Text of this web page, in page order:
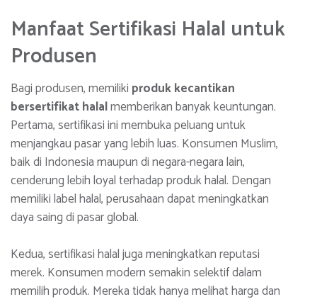
Manfaat Sertifikasi Halal untuk
Produsen
Bagi produsen, memiliki produk kecantikan
bersertifikat halalmemberikan banyak keuntungan.
Pertama, sertifikasi ini membuka peluang untuk
menjangkau pasar yang lebih luas. Konsumen Muslim,
baik di Indonesia maupun di negara-negara lain,
cenderung lebih loyal terhadap produk halal. Dengan
memiliki label halal, perusahaan dapat meningkatkan
daya saing di pasar global.
Kedua, sertifikasi halal juga meningkatkan reputasi
merek. Konsumen modern semakin selektif dalam
memilih produk. Mereka tidak hanya melihat harga dan